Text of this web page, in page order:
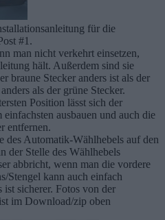
für die
#1.
man nicht verkehrt einsetzen,
hält. Außerdem sind sie
braune Stecker anders ist als der
als der grüne Stecker.
Position lässt sich der
ausbauen und auch die
entfernen.
des Automatik-Wählhebels auf den
der Stelle des Wählhebels
abbricht, wenn man die vordere
Stengel kann auch einfach
ist sicherer. Fotos von der
im Download/zip oben